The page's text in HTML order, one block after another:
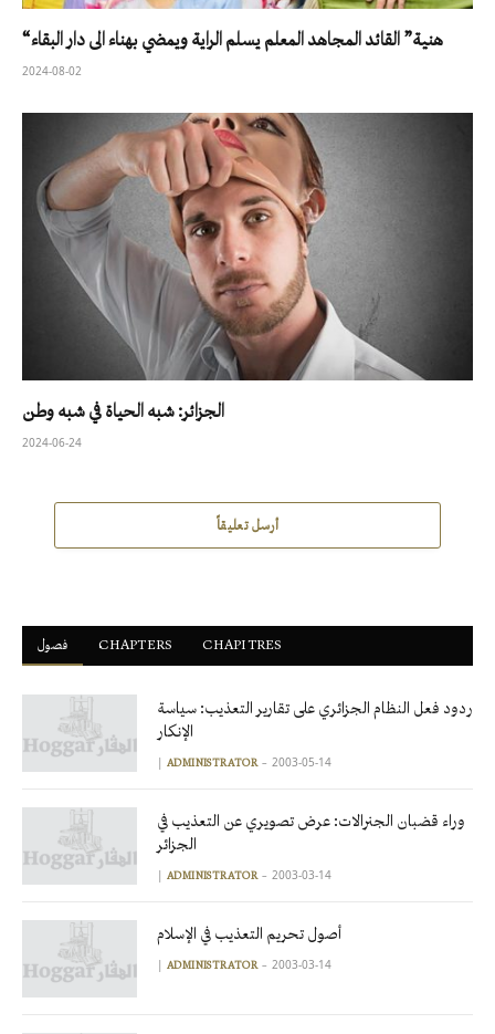
“هنية” القائد المجاهد المعلم يسلم الراية ويمضي بهناء الى دار البقاء
2024-08-02
الجزائر: شبه الحياة في شبه وطن
2024-06-24
أرسل تعليقاً
فصول ْCHAPTERS CHAPITRES
ردود فعل النظام الجزائري على تقارير التعذيب: سياسة
الإنكار
| ADMINISTRATOR 2003-05-14
وراء قضبان الجنرالات: عرض تصويري عن التعذيب في
الجزائر
| ADMINISTRATOR 2003-03-14
أصول تحريم التعذيب في الإسلام
| ADMINISTRATOR 2003-03-14